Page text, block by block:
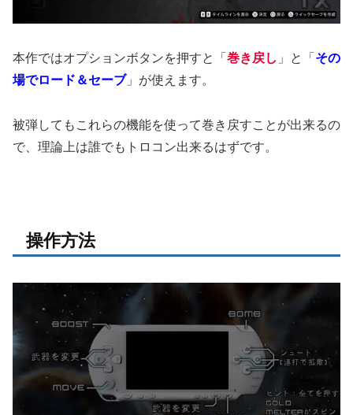
本作ではオプションボタンを押すと「巻き戻し 」と「その
場でロード＆セーブ」が使えます。
被弾してもこれらの機能を使って巻き戻すことが出来るの
で、理論上は誰でもトロコン出来るはずです。
操作方法